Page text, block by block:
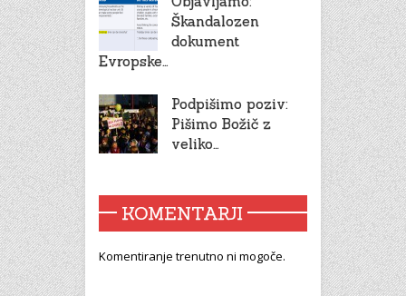
Škandalozen
dokument
Evropske…
Podpišimo poziv:
Pišimo Božič z
veliko…
KOMENTARJI
Komentiranje trenutno ni mogoče.